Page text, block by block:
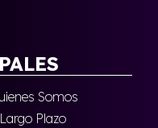
Somos
Plazo